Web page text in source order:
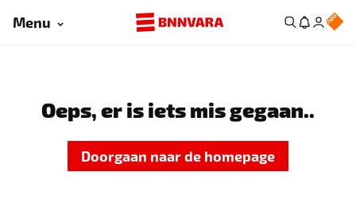
Menu
Oeps, er is iets mis gegaan..
Doorgaan naar de homepage